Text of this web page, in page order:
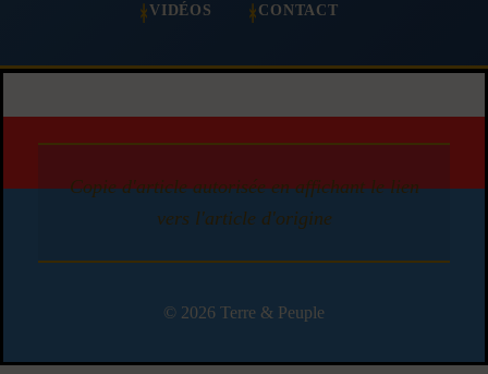
VIDÉOS CONTACT
Copie d'article autorisée en affichant le lien
vers l'article d'origine
© 2026 Terre & Peuple